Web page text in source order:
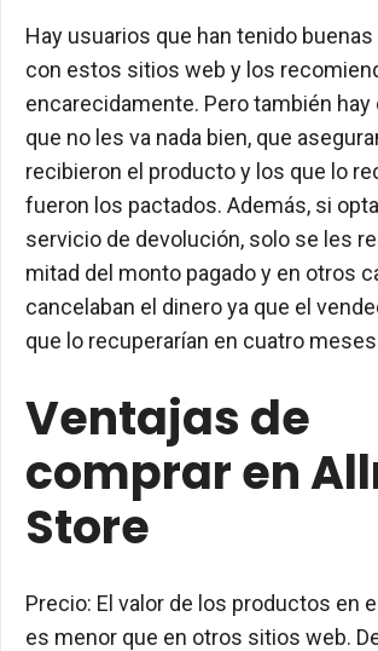
Hay usuarios que han tenido
con estos sitios web y los
encarecidamente. Pero también hay
que no les va nada bien, que
recibieron el producto y los que lo
fueron los pactados. Además, si
servicio de devolución, solo se les
mitad del monto pagado y en otros
cancelaban el dinero ya que el
que lo recuperarían en cuatro
Ventajas de
comprar en
Store
Precio: El valor de los productos en
es menor que en otros sitios web.